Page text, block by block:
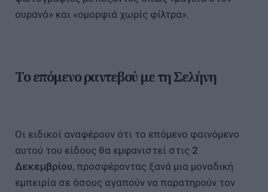
ουρανό» και «ομορφιά χωρίς φίλτρα».
Το επόμενο ραντεβού με τη Σελήνη
Οι ειδικοί αναφέρουν ότι το επόμενο φαινόμενο
αυτού του είδους θα εμφανιστεί στις 2
Δεκεμβρίου, προσφέροντας ξανά μια μοναδική
εμπειρία σε όσους αγαπούν να παρατηρούν τον